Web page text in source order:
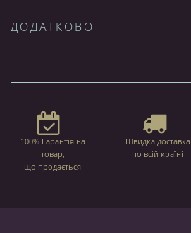
ДОДАТКОВО
100% Гарантія на
товар,
що продається
Швидка доставка
по всій країні